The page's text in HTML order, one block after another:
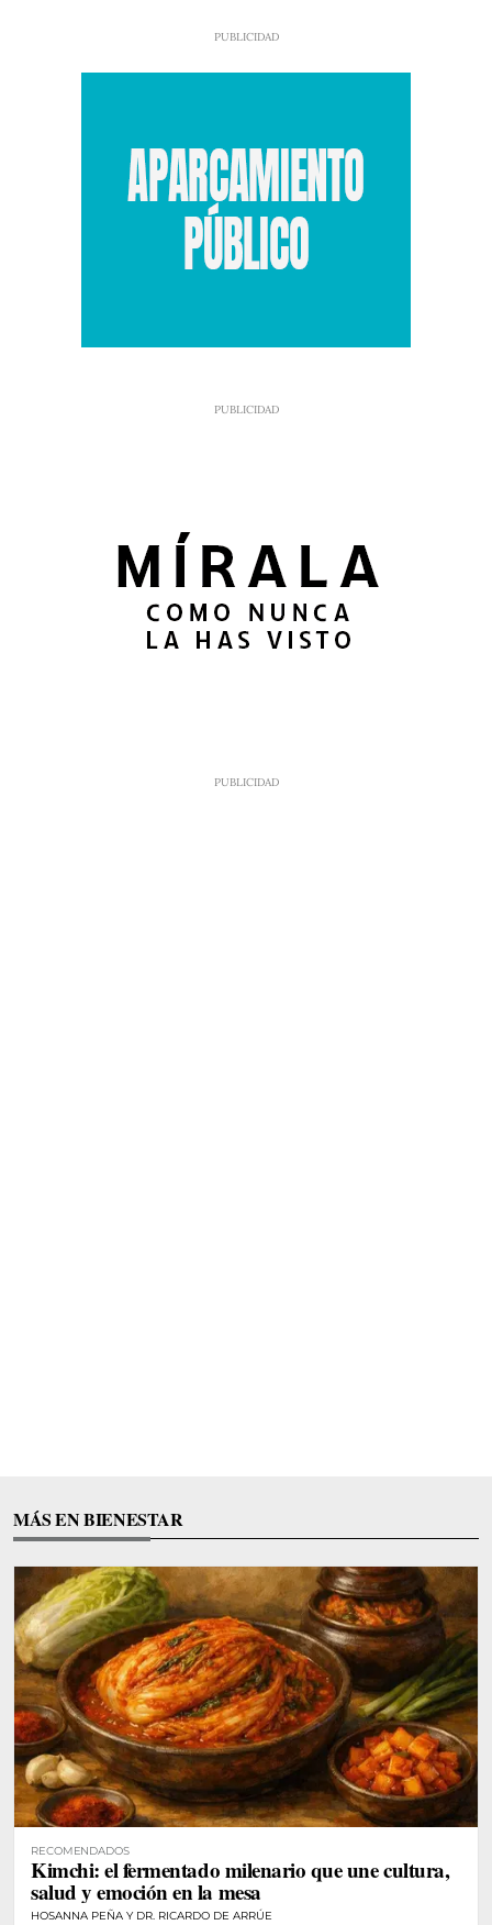
MÁS EN BIENESTAR
RECOMENDADOS
Kimchi: el fermentado milenario que une cultura,
salud y emoción en la mesa
HOSANNA PEÑA Y DR. RICARDO DE ARRÚE